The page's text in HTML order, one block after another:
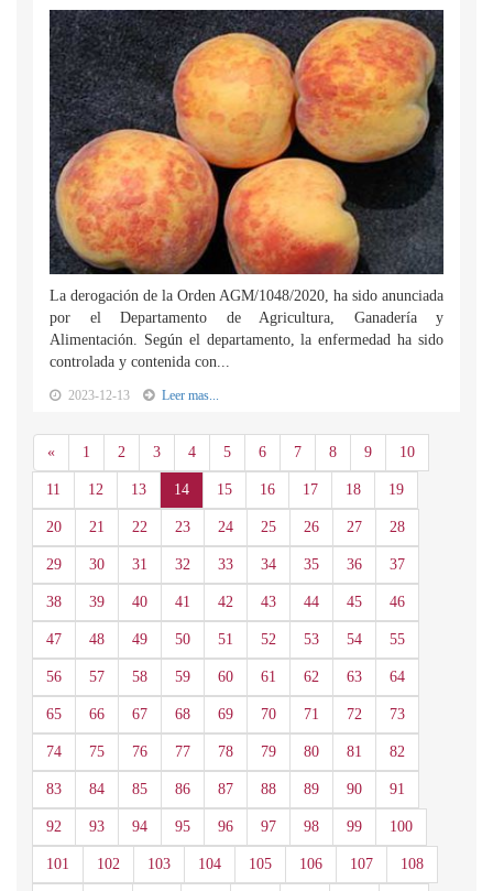
La derogación de la Orden AGM/1048/2020, ha sido anunciada
por el Departamento de Agricultura, Ganadería y
Alimentación. Según el departamento, la enfermedad ha sido
controlada y contenida con...
2023-12-13 Leer mas...
«Anterior
1 2 3 4 5 6 7 8 9 10
11 12 13 14 15 16 17 18 19
20 21 22 23 24 25 26 27 28
29 30 31 32 33 34 35 36 37
38 39 40 41 42 43 44 45 46
47 48 49 50 51 52 53 54 55
56 57 58 59 60 61 62 63 64
65 66 67 68 69 70 71 72 73
74 75 76 77 78 79 80 81 82
83 84 85 86 87 88 89 90 91
92 93 94 95 96 97 98 99 100
101 102 103 104 105 106 107 108